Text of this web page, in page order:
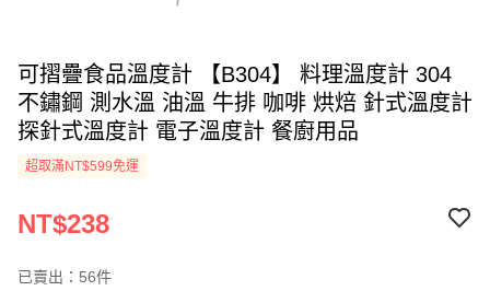
可摺疊食品溫度計 【B304】 料理溫度計 304
不鏽鋼 測水溫 油溫 牛排 咖啡 烘焙 針式溫度計
探針式溫度計 電子溫度計 餐廚用品
超取滿NT$599免運
NT$238
已賣出：56件